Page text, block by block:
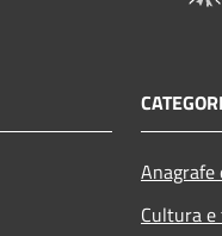
Cultura